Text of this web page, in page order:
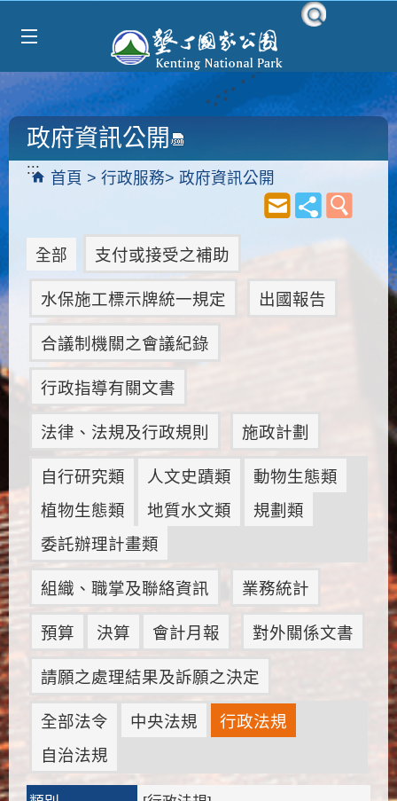
:::
首頁 行政服務 政府資訊公開
政府資訊公開
全部 支付或接受之補助
水保施工標示牌統一規定 出國報告
合議制機關之會議紀錄
行政指導有關文書
法律、法規及行政規則 施政計劃
自行研究類 人文史蹟類
動物生態類
植物生態類
地質水文類
規劃類
委託辦理計畫類
組織、職掌及聯絡資訊 業務統計
預算 決算 會計月報 對外關係文書
請願之處理結果及訴願之決定
全部法令 中央法規
行政法規
自治法規